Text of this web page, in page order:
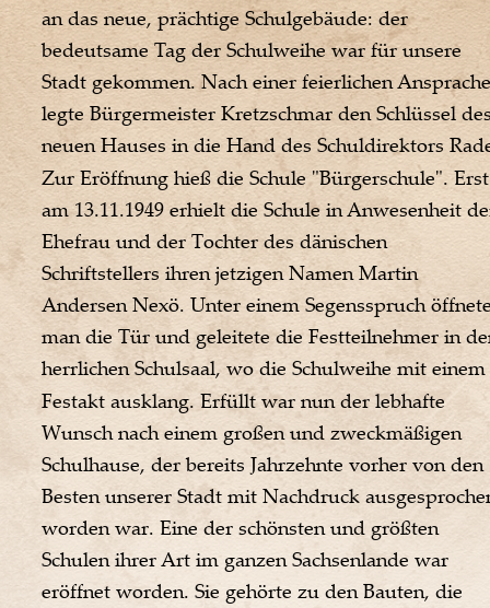
an das neue, prächtige Schulgebäude: der
bedeutsame Tag der Schulweihe war für unsere
Stadt gekommen. Nach einer feierlichen
legte Bürgermeister Kretzschmar den Schlüssel
neuen Hauses in die Hand des Schuldirektors
Zur Eröffnung hieß die Schule "Bürgerschule".
am 13.11.1949 erhielt die Schule in Anwesenheit
Ehefrau und der Tochter des dänischen
Schriftstellers ihren jetzigen Namen Martin
Andersen Nexö. Unter einem Segensspruch
man die Tür und geleitete die Festteilnehmer in
herrlichen Schulsaal, wo die Schulweihe mit einem
Festakt ausklang. Erfüllt war nun der lebhafte
Wunsch nach einem großen und zweckmäßigen
Schulhause, der bereits Jahrzehnte vorher von den
Besten unserer Stadt mit Nachdruck
worden war. Eine der schönsten und größten
Schulen ihrer Art im ganzen Sachsenlande war
eröffnet worden. Sie gehörte zu den Bauten, die